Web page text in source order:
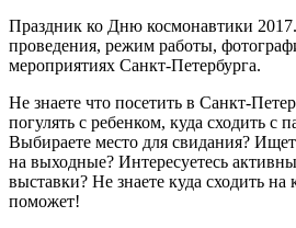
Праздник ко Дню космонавтики
проведения, режим работы,
мероприятиях Санкт-Петербурга.
Не знаете что посетить в Санкт-
погулять с ребенком, куда сходить с
Выбираете место для свидания?
на выходные? Интересуетесь
выставки? Не знаете куда сходить
поможет!